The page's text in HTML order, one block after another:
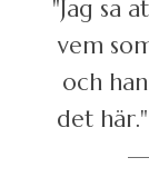
"Jag sa
vem
och
det här."
—